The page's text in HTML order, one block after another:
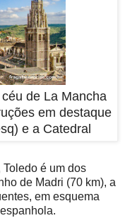
de La Mancha
em destaque
e a Catedral
é um dos
de Madri (70 km), a
em esquema